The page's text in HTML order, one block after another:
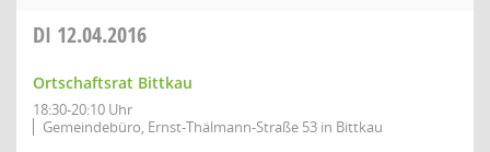
DI 12.04.2016
Ortschaftsrat Bittkau
18:30-20:10 Uhr
Gemeindebüro, Ernst-Thälmann-Straße 53 in Bittkau